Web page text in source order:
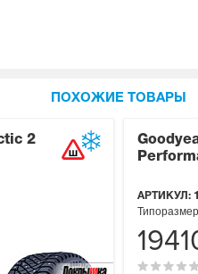
ПОХОЖИЕ ТОВАРЫ
2
АРТИКУЛ: